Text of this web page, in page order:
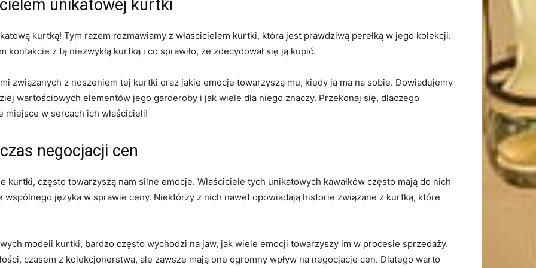
‍unikatowej kurtki
kurtką! Tym razem ⁤rozmawiamy z właścicielem ⁢kurtki, która jest ​prawdziwą perełką ​w jego kolekcji.
kontakcie z tą​ niezwykłą kurtką i co ⁣sprawiło, ‍że zdecydował się ją kupić.
związanych z noszeniem ⁣tej kurtki ⁣oraz jakie emocje ‌towarzyszą mu, kiedy ​ją ma na sobie.⁤ Dowiadujemy
wartościowych ‍elementów jego garderoby i jak ‌wiele dla niego znaczy. Przekonaj się,​ dlaczego
w sercach ich właścicieli!
negocjacji cen
kurtki, często towarzyszą⁣ nam silne emocje. Właściciele‌ tych unikatowych kawałków często mają do nich
języka w sprawie⁢ ceny. Niektórzy ⁤z nich nawet opowiadają historie ⁣związane ​z kurtką, które
modeli kurtki, bardzo często wychodzi na jaw, jak wiele‍ emocji towarzyszy ⁣im ‍w procesie sprzedaży.
czasem ⁢z‍ kolekcjonerstwa, ale zawsze‍ mają ‍one ogromny ​wpływ na negocjacje cen. Dlatego​ warto